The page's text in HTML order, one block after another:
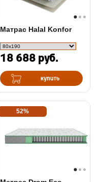
Матрас Halal Konfor
18 688 руб.
купить
52%